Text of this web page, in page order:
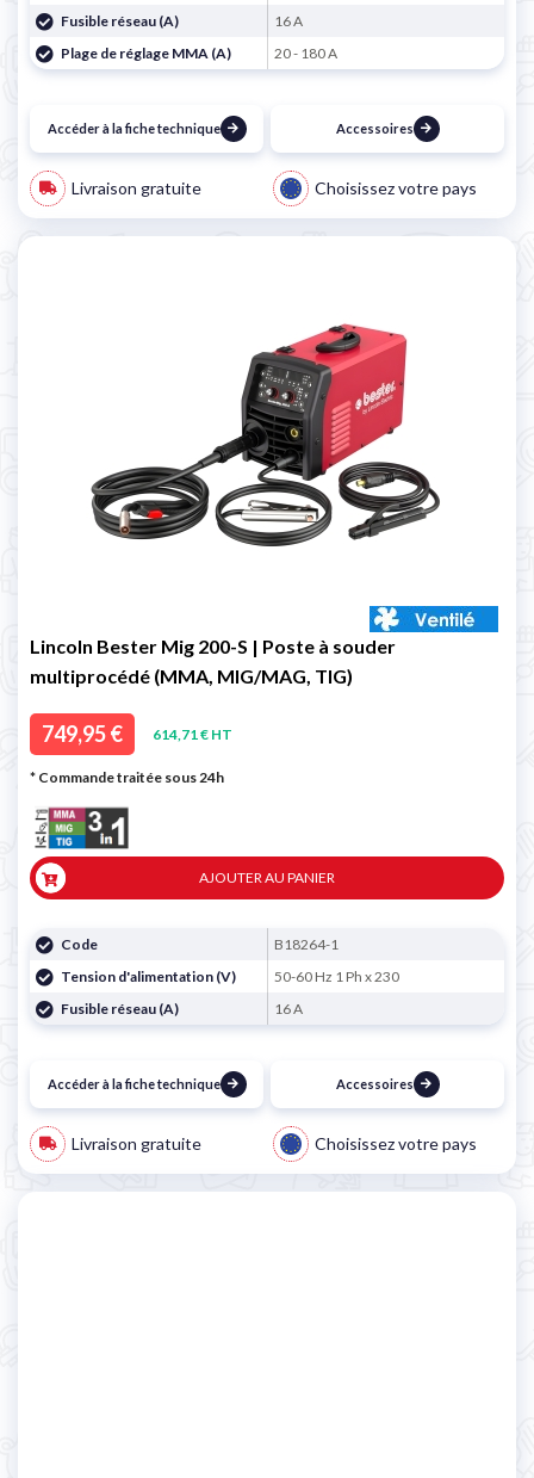
Fusible réseau (A)
16 A
Plage de réglage MMA (A)
20 - 180 A
Accéder à la fiche technique Accessoires
Livraison gratuite Choisissez votre pays
Lincoln Bester Mig 200-S | Poste à souder
multiprocédé (MMA, MIG/MAG, TIG)
749,95 € 614,71 € HT
* Commande traitée sous 24h
AJOUTER AU PANIER
Code
B18264-1
Tension d'alimentation (V)
50-60 Hz 1 Ph x 230
Fusible réseau (A)
16 A
Accéder à la fiche technique Accessoires
Livraison gratuite Choisissez votre pays